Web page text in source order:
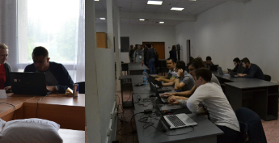
ML+AI HACKATHON
13 червня 2017 р.